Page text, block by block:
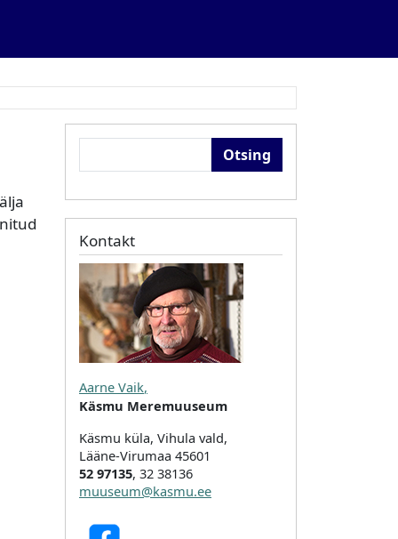
Kontakt
Aarne Vaik,
Käsmu Meremuuseum
Käsmu küla, Vihula vald,
Lääne-Virumaa 45601
52 97135, 32 38136
muuseum@kasmu.ee